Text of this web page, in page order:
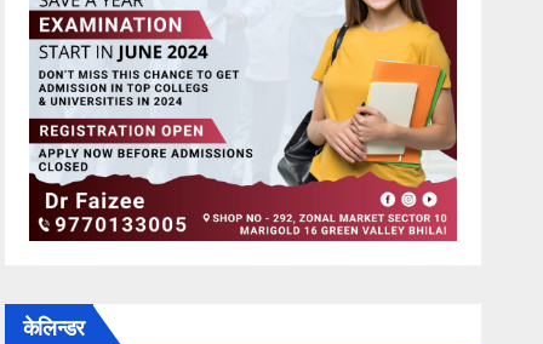
केलिन्डर